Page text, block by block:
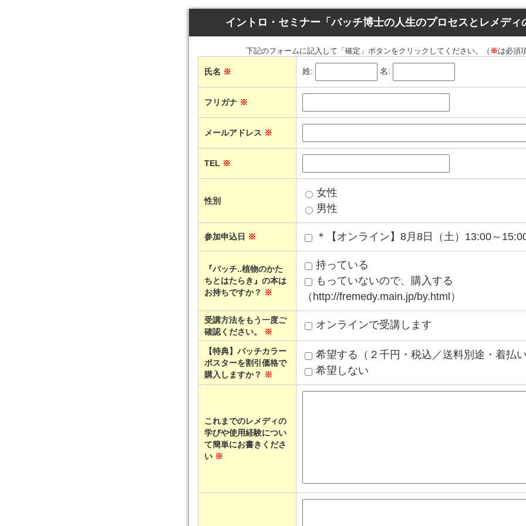
イントロ・セミナー「バッチ博士の人生のプロセスとレメディ
下記のフォームに記入して「確定」ボタンをクリックしてください。（ ※は必須
氏名 ※ 姓: 名:
フリガナ ※
メールアドレス ※
TEL ※
性別
女性
男性
参加申込日 ※ ＊【オンライン】8月8日（土）13:00～
『バッチ..植物のかた
ちとはたらき』の本は
お持ちですか？ ※
持っている
もっていないので、購入する
（http://fremedy.main.jp/by.html）
受講方法をもう一度ご
確認ください。
※
オンラインで受講します
【特典】バッチカラー
ポスターを割引価格で
購入しますか？ ※
希望する（２千円・税込／送料別途・着払
希望しない
これまでのレメディの
学びや使用経験につい
て簡単にお書きくださ
い ※